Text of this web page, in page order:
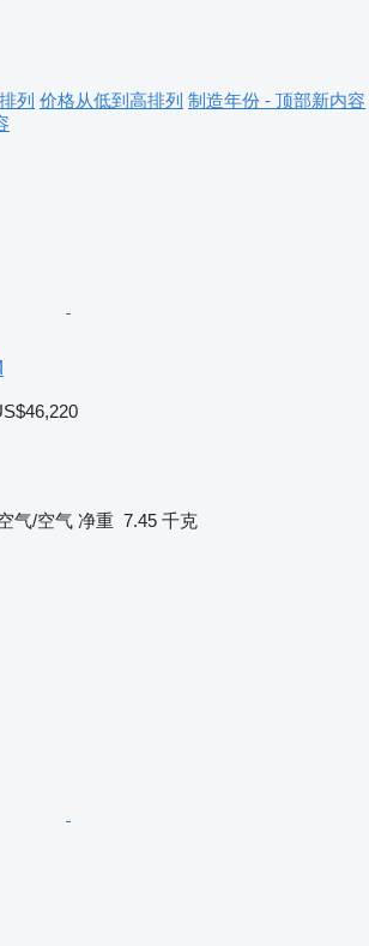
列 价格从低到高排列 制造年份 - 顶部新内容
气/空气 净重 7.45 千克